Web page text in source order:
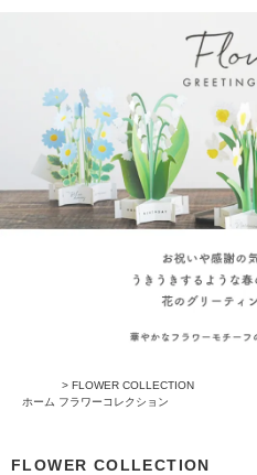
ホーム
> FLOWER COLLECTION
フラワーコレクション
FLOWER COLLECTION